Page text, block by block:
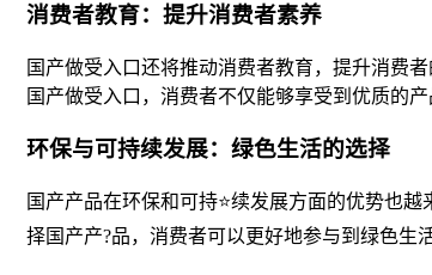
消费者教育：提升消费者素养
国产做受入口还将推动消费者教育，提升消费
国产做受入口，消费者不仅能够享受到优质的
环保与可持续发展：绿色生活的选择
国产产品在环保和可持⭐续发展方面的优势也
择国产产?品，消费者可以更好地参与到绿色生